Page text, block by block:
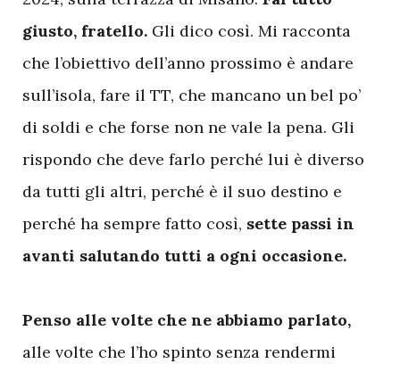
giusto, fratello. Gli dico così. Mi racconta
che l’obiettivo dell’anno prossimo è andare
sull’isola, fare il TT, che mancano un bel po’
di soldi e che forse non ne vale la pena. Gli
rispondo che deve farlo perché lui è diverso
da tutti gli altri, perché è il suo destino e
perché ha sempre fatto così, sette passi in
avanti salutando tutti a ogni occasione.
Penso alle volte che ne abbiamo parlato,
alle volte che l’ho spinto senza rendermi